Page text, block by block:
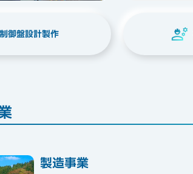
制御盤設計製作
製造事業